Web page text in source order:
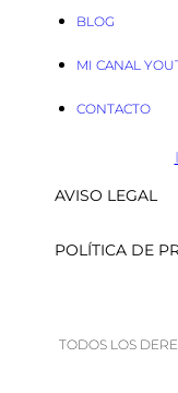
BLOG
MI CANAL
CONTACTO
AVISO LEGAL
POLÍTICA DE
TODOS LOS